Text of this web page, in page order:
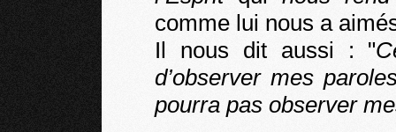
comme lui nous a
Il nous dit aussi : "
d’observer mes
pourra pas observer